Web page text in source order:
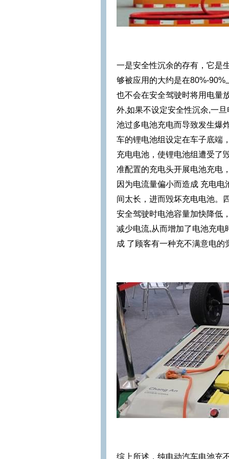
一是安全性沉余的存有，它是
够被应用的大约是在80%-
也不会在安全驾驶时将用电量
外,如果不设定安全性沉余,一
池过多电池充电而导致发生爆
车的锂电池组设定在车子底端
充电电池，使锂电池组遭受了
准配置的充电头开展电池充电
因为电流量偏小而造成 充电
间太长，进而毁坏充电电池。
安全驾驶时电池容量加快降低
减少电流,从而增加了电池充电
成 了顾客有一种充不满意电的
综上所述，纯电动汽车电池充